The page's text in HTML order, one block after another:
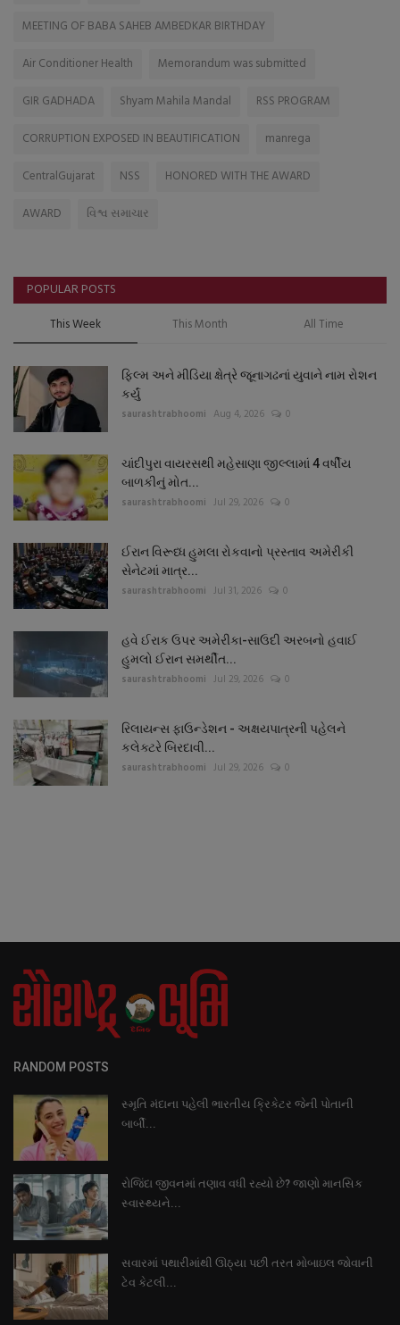
MEETING OF BABA SAHEB AMBEDKAR BIRTHDAY
Air Conditioner Health
Memorandum was submitted
GIR GADHADA
Shyam Mahila Mandal
RSS PROGRAM
CORRUPTION EXPOSED IN BEAUTIFICATION
manrega
CentralGujarat
NSS
HONORED WITH THE AWARD
AWARD
વિશ્વ સમાચાર
POPULAR POSTS
This Week This Month All Time
ફિલ્મ અને મીડિયા ક્ષેત્રે જૂનાગઢનાં યુવાને નામ રોશન
કર્યું
saurashtrabhoomi Aug 4, 2026 0
ચાંદીપુરા વાયરસથી મહેસાણા જીલ્લામાં 4 વર્ષીય
બાળકીનું મોત...
saurashtrabhoomi Jul 29, 2026 0
ઈરાન વિરૂધ્ધ હુમલા રોકવાનો પ્રસ્તાવ અમેરીકી
સેનેટમાં માત્ર...
saurashtrabhoomi Jul 31, 2026 0
હવે ઈરાક ઉપર અમેરીકા-સાઉદી અરબનો હવાઈ
હુમલો ઈરાન સમર્થીત...
saurashtrabhoomi Jul 29, 2026 0
રિલાયન્સ ફાઉન્ડેશન - અક્ષયપાત્રની પહેલને
કલેક્ટરે બિરદાવી...
saurashtrabhoomi Jul 29, 2026 0
RANDOM POSTS
સ્મૃતિ મંદાના પહેલી ભારતીય ક્રિકેટર જેની પોતાની
બાર્બી...
રોજિંદા જીવનમાં તણાવ વધી રહ્યો છે? જાણો માનસિક
સ્વાસ્થ્યને...
સવારમાં પથારીમાંથી ઊઠ્યા પછી તરત મોબાઇલ જોવાની
ટેવ કેટલી...